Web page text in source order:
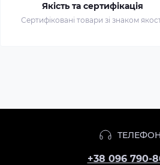
Якість та сертифікація
Сертифіковані товари зі знаком
+38 096 790-